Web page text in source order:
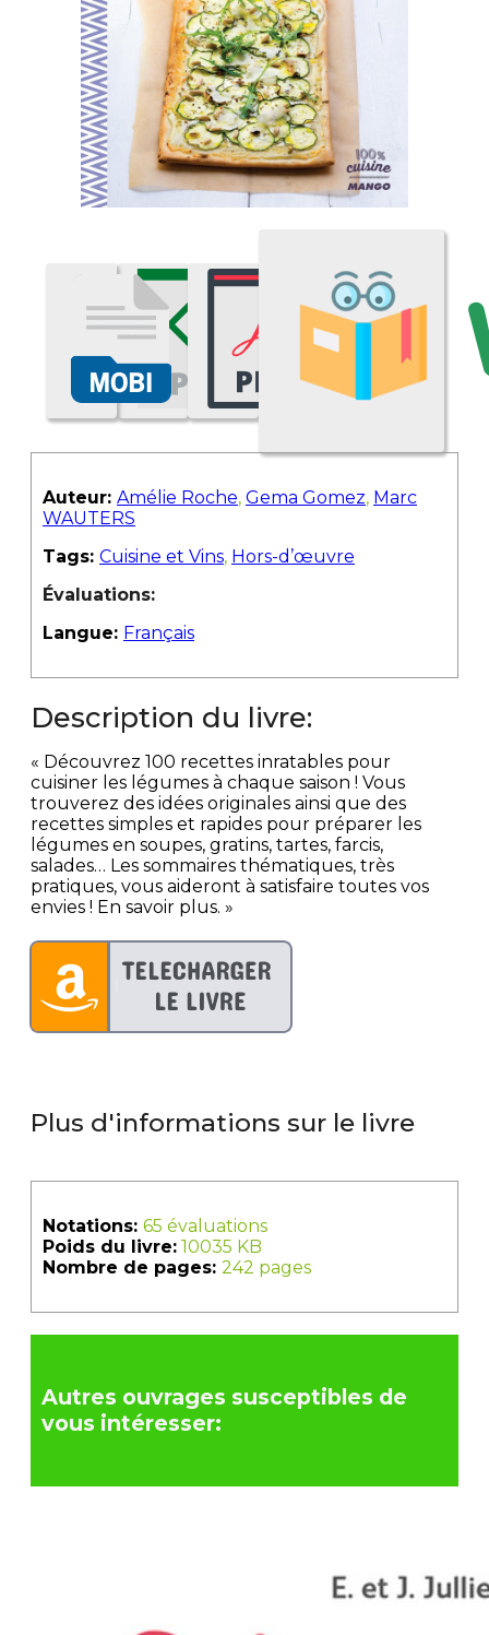
Auteur: Amélie Roche, Gema Gomez, Marc
WAUTERS
Tags: Cuisine et Vins, Hors-d’œuvre
Évaluations:
Langue: Français
Description du livre:
« Découvrez 100 recettes inratables pour
cuisiner les légumes à chaque saison ! Vous
trouverez des idées originales ainsi que des
recettes simples et rapides pour préparer les
légumes en soupes, gratins, tartes, farcis,
salades… Les sommaires thématiques, très
pratiques, vous aideront à satisfaire toutes vos
envies ! En savoir plus. »
Plus d'informations sur le livre
Notations: 65 évaluations
Poids du livre: 10035 KB
Nombre de pages: 242 pages
Autres ouvrages susceptibles de
vous intéresser: